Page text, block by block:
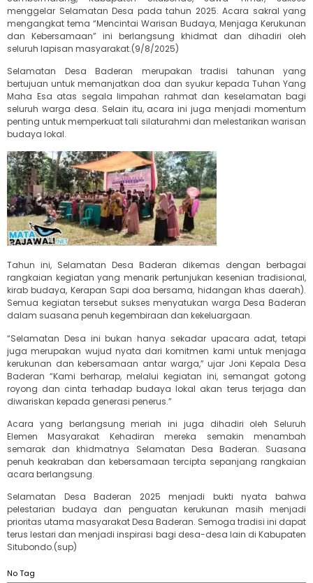
menggelar Selamatan Desa pada tahun 2025. Acara sakral yang
mengangkat tema “Mencintai Warisan Budaya, Menjaga Kerukunan
dan Kebersamaan” ini berlangsung khidmat dan dihadiri oleh
seluruh lapisan masyarakat.(9/8/2025)
Selamatan Desa Baderan merupakan tradisi tahunan yang
bertujuan untuk memanjatkan doa dan syukur kepada Tuhan Yang
Maha Esa atas segala limpahan rahmat dan keselamatan bagi
seluruh warga desa. Selain itu, acara ini juga menjadi momentum
penting untuk memperkuat tali silaturahmi dan melestarikan warisan
budaya lokal.
Tahun ini, Selamatan Desa Baderan dikemas dengan berbagai
rangkaian kegiatan yang menarik pertunjukan kesenian tradisional,
kirab budaya, Kerapan Sapi doa bersama, hidangan khas daerah).
Semua kegiatan tersebut sukses menyatukan warga Desa Baderan
dalam suasana penuh kegembiraan dan kekeluargaan.
“Selamatan Desa ini bukan hanya sekadar upacara adat, tetapi
juga merupakan wujud nyata dari komitmen kami untuk menjaga
kerukunan dan kebersamaan antar warga,” ujar Joni Kepala Desa
Baderan “Kami berharap, melalui kegiatan ini, semangat gotong
royong dan cinta terhadap budaya lokal akan terus terjaga dan
diwariskan kepada generasi penerus.”
Acara yang berlangsung meriah ini juga dihadiri oleh Seluruh
Elemen Masyarakat Kehadiran mereka semakin menambah
semarak dan khidmatnya Selamatan Desa Baderan. Suasana
penuh keakraban dan kebersamaan tercipta sepanjang rangkaian
acara berlangsung.
Selamatan Desa Baderan 2025 menjadi bukti nyata bahwa
pelestarian budaya dan penguatan kerukunan masih menjadi
prioritas utama masyarakat Desa Baderan. Semoga tradisi ini dapat
terus lestari dan menjadi inspirasi bagi desa-desa lain di Kabupaten
Situbondo.(sup)
No Tag